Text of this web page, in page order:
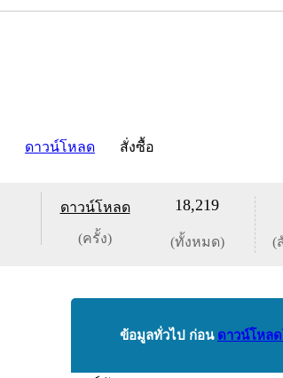
ดาวน์โหลด สั่งซื้อ
ดาวน์โหลด
(ครั้ง)
18,219
(ทั้งหมด) (
ข้อมูลทั่วไป ก่อน ดาวน์โหล